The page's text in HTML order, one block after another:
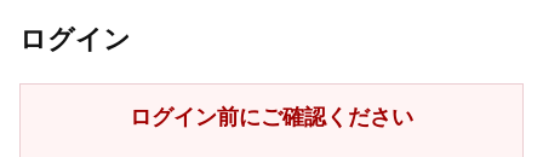
ログイン
ログイン前にご確認ください